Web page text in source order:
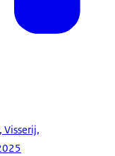
Visserij,